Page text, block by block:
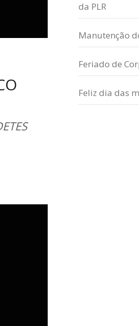
da PLR
Manutenção
Feriado de
Feliz dia das